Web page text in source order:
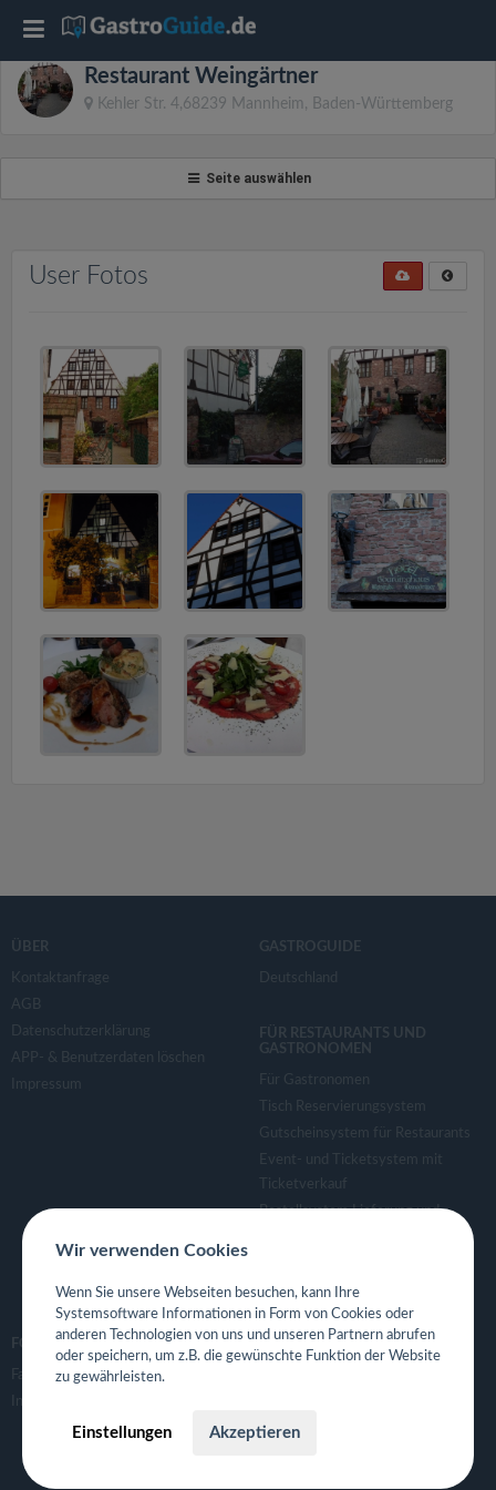
Restaurant Weingärtner
Kehler Str. 4,68239 Mannheim, Baden-Württemberg
Seite auswählen
User Fotos
ÜBER
Kontaktanfrage
AGB
Datenschutzerklärung
APP- & Benutzerdaten löschen
Impressum
GASTROGUIDE
Deutschland
FÜR RESTAURANTS UND
GASTRONOMEN
Für Gastronomen
Tisch Reservierungsystem
Gutscheinsystem für Restaurants
Event- und Ticketsystem mit
Ticketverkauf
Bestellsystem Lieferung und
Eigene App für Restaurant
FOLGE UNS
Facebook
Instagram
Wir verwenden Cookies
Wenn Sie unsere Webseiten besuchen, kann Ihre
Systemsoftware Informationen in Form von Cookies oder
anderen Technologien von uns und unseren Partnern abrufen
oder speichern, um z.B. die gewünschte Funktion der Website
zu gewährleisten.
Einstellungen Akzeptieren
T
o
l
n
a
v
i
a